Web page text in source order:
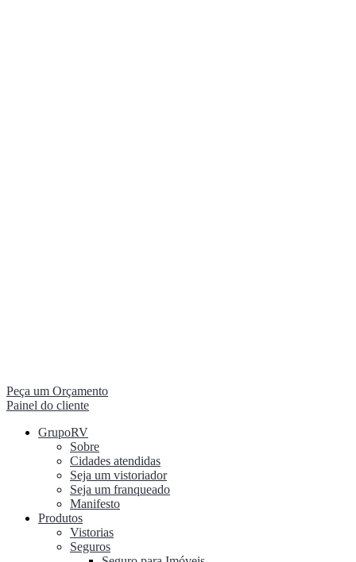
Peça um Orçamento
Painel do cliente
GrupoRV
Sobre
Cidades atendidas
Seja um vistoriador
Seja um franqueado
Manifesto
Produtos
Vistorias
Seguros